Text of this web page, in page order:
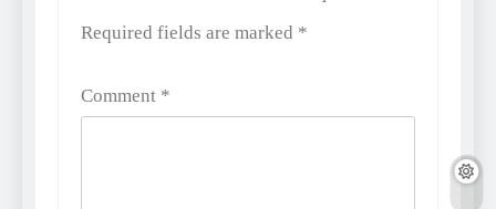
Required fields are marked *
Comment *